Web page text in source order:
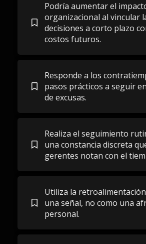
Podría aumentar el
organizacional al vincular
decisiones a corto plazo
costos futuros.
Responde a los
pasos prácticos a seguir
de excusas.
Realiza el seguimiento
una constancia discreta
gerentes notan con el
Utiliza la
una señal, no como una
personal.